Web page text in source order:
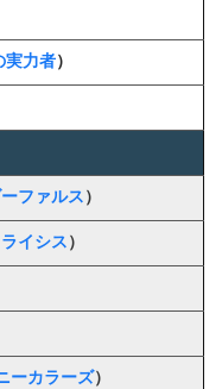
実力者）
ファルス）
イシス）
ーカラーズ）